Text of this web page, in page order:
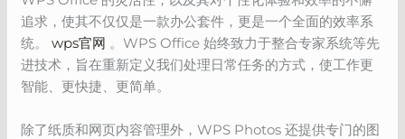
追求，使其不仅仅是一款办公套件，更是一个全面的效率系
统。wps官网 。WPS Office 始终致力于整合专家系统等先
进技术，旨在重新定义我们处理日常任务的方式，使工作更
智能、更快捷、更简单。
除了纸质和网页内容管理外，WPS Photos 还提供专门的图